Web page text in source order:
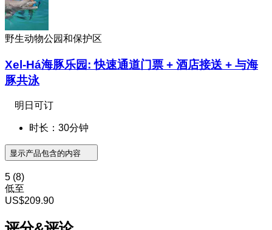
野生动物公园和保护区
Xel-Há海豚乐园: 快速通道门票 + 酒店接送 + 与海
豚共泳
明日可订
时长：30分钟
显示产品包含的内容
5 (8)
低至
US$209.90